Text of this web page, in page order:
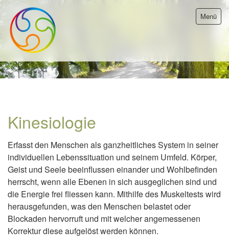
Menü
Therapie
Kinesiologie
Naturheilkunde
Cranio-Sakral-Therapie
Meditation
Kinesiologie
Erfasst den Menschen als ganzheitliches System in seiner
individuellen Lebenssituation und seinem Umfeld. Körper,
Geist und Seele beeinflussen einander und Wohlbefinden
herrscht, wenn alle Ebenen in sich ausgeglichen sind und
die Energie frei fliessen kann. Mithilfe des Muskeltests wird
herausgefunden, was den Menschen belastet oder
Blockaden hervorruft und mit welcher angemessenen
Korrektur diese aufgelöst werden können.